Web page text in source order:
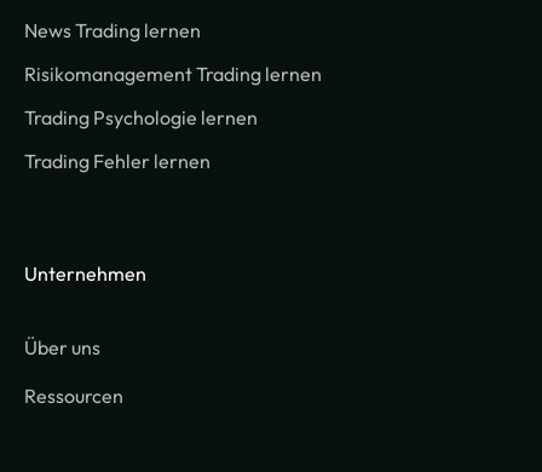
News Trading lernen
Risikomanagement Trading lernen
Trading Psychologie lernen
Trading Fehler lernen
Unternehmen
Über uns
Ressourcen